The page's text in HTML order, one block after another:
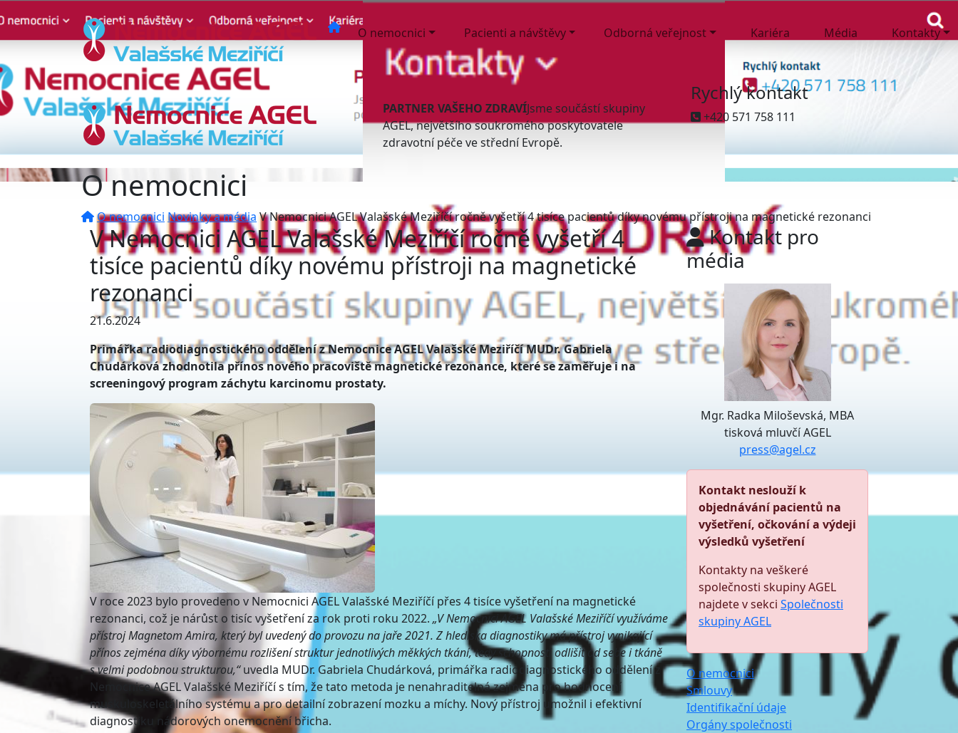
O nemocnici Pacienti a návštěvy Odborná veřejnost Kariéra Média Kontakty
PARTNER VAŠEHO ZDRAVÍJsme součástí skupiny
AGEL, největšího soukromého poskytovatele
zdravotní péče ve střední Evropě.
Rychlý kontakt
+420 571 758 111
O nemocnici
O nemocnici Novinky a média V Nemocnici AGEL Valašské Meziříčí ročně vyšetří 4 tisíce pacientů díky novému přístroji na magnetické rezonanci
V Nemocnici AGEL Valašské Meziříčí ročně vyšetří 4
tisíce pacientů díky novému přístroji na magnetické
rezonanci
21.6.2024
Primářka radiodiagnostického oddělení z Nemocnice AGEL Valašské Meziříčí MUDr. Gabriela
Chudárková zhodnotila přínos nového pracoviště magnetické rezonance, které se zaměřuje i na
screeningový program záchytu karcinomu prostaty.
V roce 2023 bylo provedeno v Nemocnici AGEL Valašské Meziříčí přes 4 tisíce vyšetření na magnetické
rezonanci, což je nárůst o tisíc vyšetření za rok proti roku 2022. „V Nemocnici AGEL Valašské Meziříčí využíváme
přístroj Magnetom Amira, který byl uvedený do provozu na jaře 2021. Z hlediska diagnostiky má přístroj vynikající
přínos zejména díky výbornému rozlišení struktur jednotlivých měkkých tkání, tedy schopnosti odlišit od sebe i tkáně
s velmi podobnou strukturou,“uvedla MUDr. Gabriela Chudárková, primářka radiodiagnostického oddělení z
Nemocnice AGEL Valašské Meziříčí s tím, že tato metoda je nenahraditelná zejména pro hodnocení
muskuloskeletálního systému a pro detailní zobrazení mozku a míchy. Nový přístroj umožnil i efektivní
diagnostiku nádorových onemocnění břicha.
Kontakt pro
média
Mgr. Radka Miloševská, MBA
tisková mluvčí AGEL
press@agel.cz
Kontakt neslouží k
objednávání pacientů na
vyšetření, očkování a výdeji
výsledků vyšetření
Kontakty na veškeré
společnosti skupiny AGEL
najdete v sekci Společnosti
skupiny AGEL
O nemocnici
Smlouvy
Identifikační údaje
Orgány společnosti